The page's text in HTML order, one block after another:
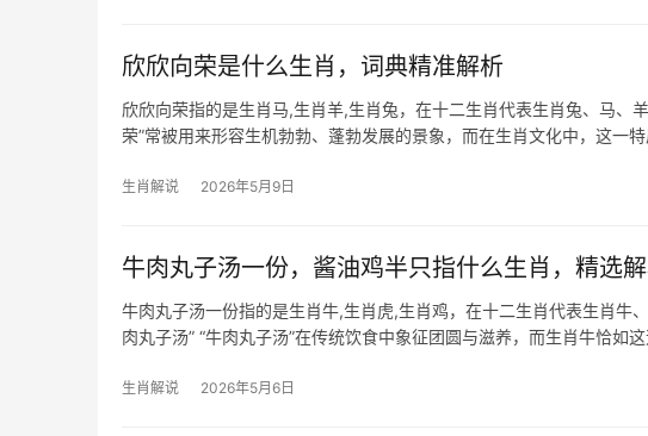
欣欣向荣是什么生肖，词典精准解析
欣欣向荣指的是生肖马,生肖羊,生肖兔，在十二生肖代表生肖兔、马、
荣”常被用来形容生机勃勃、蓬勃发展的景象，而在生肖文化中，这一
生肖解说 2026年5月9日
牛肉丸子汤一份，酱油鸡半只指什么生肖，精选
牛肉丸子汤一份指的是生肖牛,生肖虎,生肖鸡，在十二生肖代表生肖牛
肉丸子汤” “牛肉丸子汤”在传统饮食中象征团圆与滋养，而生肖牛恰如
生肖解说 2026年5月6日